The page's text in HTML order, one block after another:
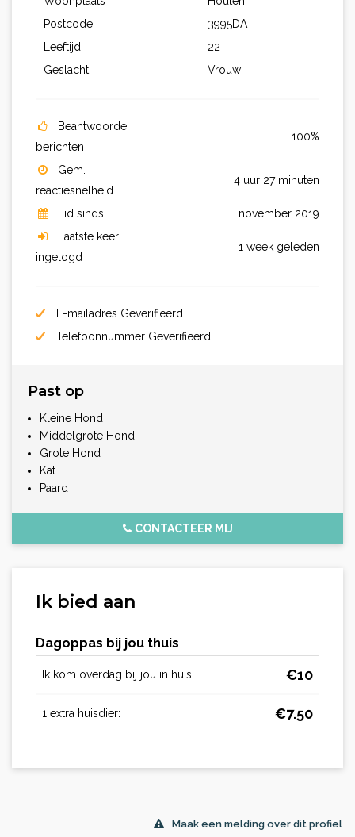
Postcode
3995DA
Leeftijd
22
Geslacht
Vrouw
Beantwoorde
berichten
100%
Gem.
reactiesnelheid
4 uur 27 minuten
Lid sinds
november 2019
Laatste keer
ingelogd
1 week geleden
E-mailadres Geverifiëerd
Telefoonnummer Geverifiëerd
Past op
Kleine Hond
Middelgrote Hond
Grote Hond
Kat
Paard
CONTACTEER MIJ
Ik bied aan
Dagoppas bij jou thuis
Ik kom overdag bij jou in huis: €10
1 extra huisdier: €7.50
Maak een melding over dit profiel